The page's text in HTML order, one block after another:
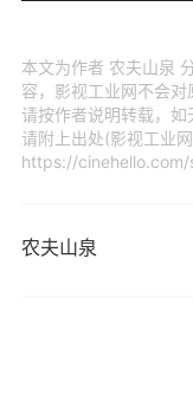
本文为作者 农夫山泉
容，影视工业网不会对
请按作者说明转载，
请附上出处(影视工业
https://
农夫山泉